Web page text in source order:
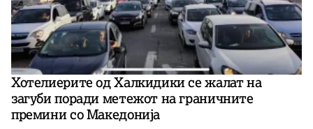
Хотелиерите од Халкидики се жалат на
загуби поради метежот на граничните
премини со Македонија